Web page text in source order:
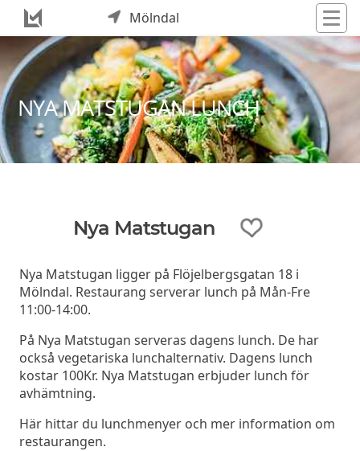
Mölndal
NYA MATSTUGAN LUNCH
Nya Matstugan
Nya Matstugan ligger på Flöjelbergsgatan 18 i
Mölndal. Restaurang serverar lunch på Mån-Fre
11:00-14:00.
På Nya Matstugan serveras dagens lunch. De har
också vegetariska lunchalternativ. Dagens lunch
kostar 100Kr. Nya Matstugan erbjuder lunch för
avhämtning.
Här hittar du lunchmenyer och mer information om
restaurangen.